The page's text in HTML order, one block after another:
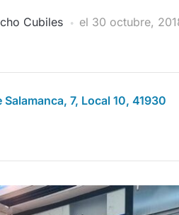
Cubiles el 30 octubre,
7, Local 10, 41930